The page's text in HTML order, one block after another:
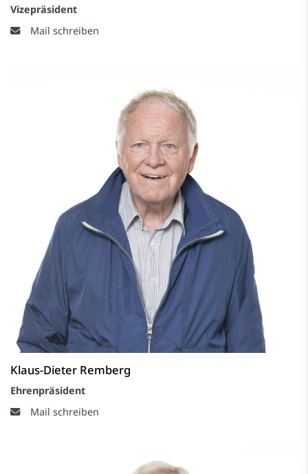
Vizepräsident
Mail schreiben
Klaus-Dieter Remberg
Ehrenpräsident
Mail schreiben